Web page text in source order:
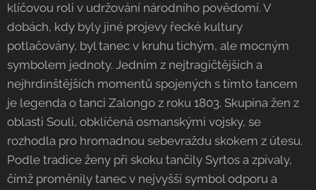
klíčovou roli v udržování národního povědomí. V
dobách, kdy byly jiné projevy řecké kultury
potlačovány, byl tanec v kruhu tichým, ale mocným
symbolem jednoty. Jedním z nejtragičtějších a
nejhrdinštějších momentů spojených s tímto tancem
je legenda o tanci Zalongo z roku 1803. Skupina žen z
oblasti Souli, obklíčená osmanskými vojsky, se
rozhodla pro hromadnou sebevraždu skokem z útesu.
Podle tradice ženy při skoku tančily Syrtos a zpívaly,
čímž proměnily tanec v nejvyšší symbol odporu a